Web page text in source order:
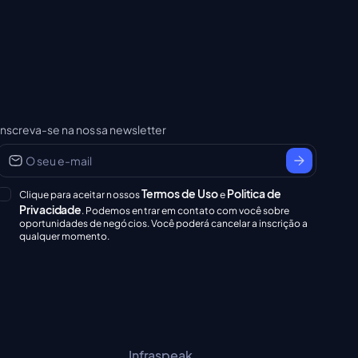
se na nossa newsletter
Clique para aceitar nossosTermos de Usoe Politica de
Privacidade. Podemos entrar em contato com você sobre
oportunidades de negócios. Você poderá cancelar a inscrição a
qualquer momento.